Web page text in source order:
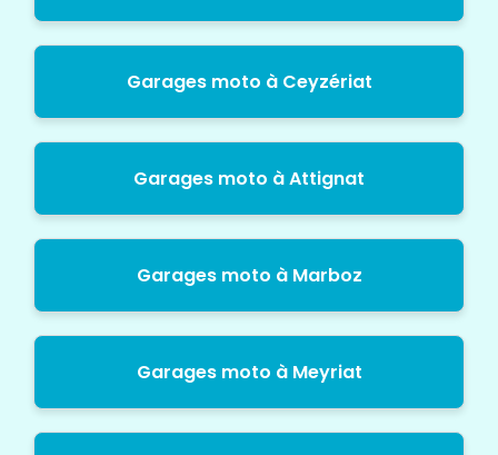
Garages moto à Ceyzériat
Garages moto à Attignat
Garages moto à Marboz
Garages moto à Meyriat